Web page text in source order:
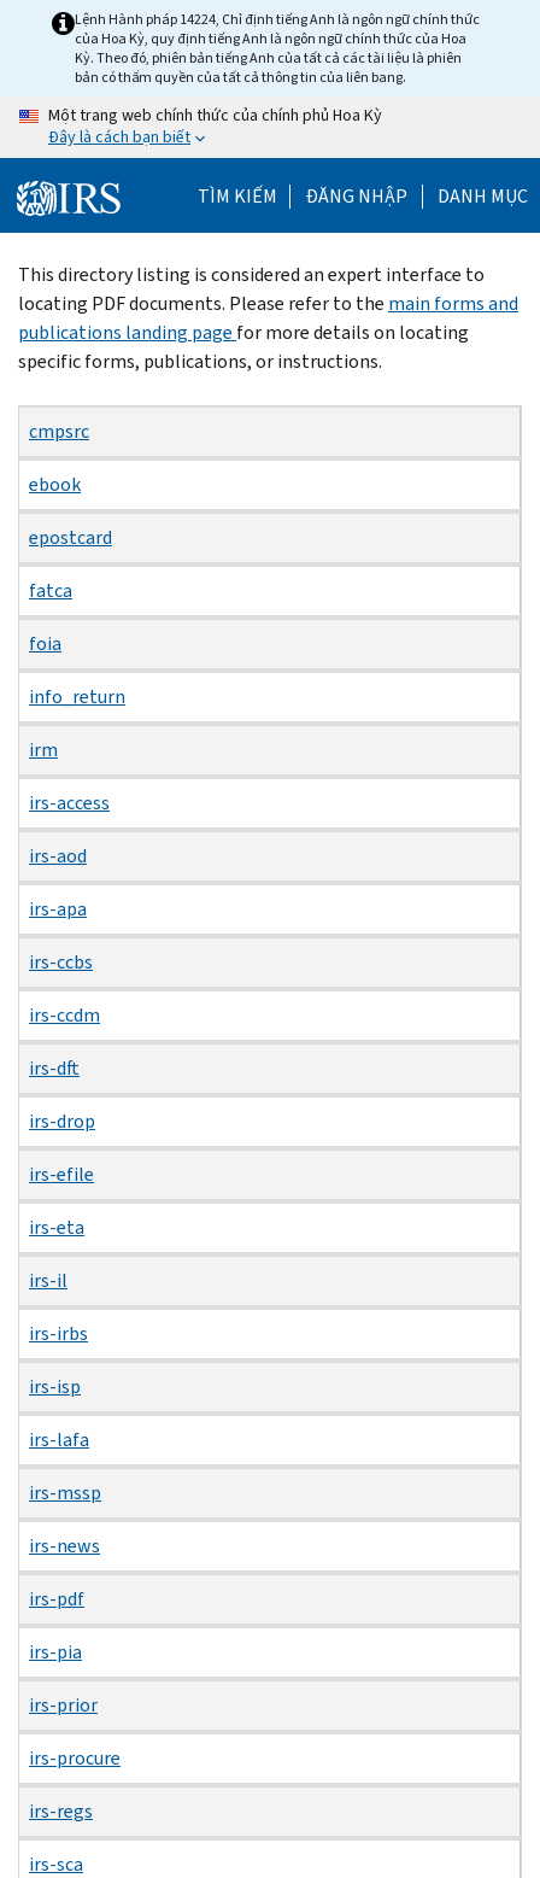
Lệnh Hành pháp 14224, Chỉ định tiếng Anh là ngôn ngữ chính thức
của Hoa Kỳ, quy định tiếng Anh là ngôn ngữ chính thức của Hoa
Kỳ. Theo đó, phiên bản tiếng Anh của tất cả các tài liệu là phiên
bản có thẩm quyền của tất cả thông tin của liên bang.
Một trang web chính thức của chính phủ Hoa Kỳ
Đây là cách bạn biết
TÌM KIẾM ĐĂNG NHẬP DANH MỤC
Beginning
of
main
content
This directory listing is considered an expert interface to
locating PDF documents. Please refer to the main forms and
publications landing page for more details on locating
specific forms, publications, or instructions.
cmpsrc
ebook
epostcard
fatca
foia
info_return
irm
irs-access
irs-aod
irs-apa
irs-ccbs
irs-ccdm
irs-dft
irs-drop
irs-efile
irs-eta
irs-il
irs-irbs
irs-isp
irs-lafa
irs-mssp
irs-news
irs-pdf
irs-pia
irs-prior
irs-procure
irs-regs
irs-sca